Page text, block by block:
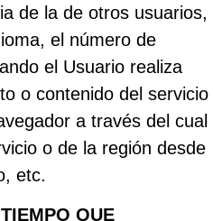
de la de otros usuarios,
el número de
el Usuario realiza
o contenido del servicio
a través del cual
o de la región desde
etc.
QUE